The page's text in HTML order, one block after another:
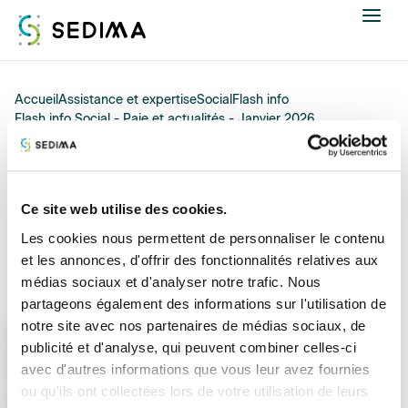
Ce site web utilise des cookies.
Les cookies nous permettent de personnaliser le contenu
et les annonces, d'offrir des fonctionnalités relatives aux
médias sociaux et d'analyser notre trafic. Nous
partageons également des informations sur l'utilisation de
notre site avec nos partenaires de médias sociaux, de
publicité et d'analyse, qui peuvent combiner celles-ci
avec d'autres informations que vous leur avez fournies
ou qu'ils ont collectées lors de votre utilisation de leurs
Nous connaître
Actualités
Formations
Offres d'emploi
Annuaire
Contacter
AccueilAssistance et expertiseSocial Flash info
Flash info Social - Paie et actualités - Janvier 2026
Flash info Social - Paie et
actualités - Janvier 2026
La loi de financement de la sécurité sociale pour 2026
ainsi que d’autres textes règlementaires prévoient de
nouvelles mesures ou en confirment d’autres, qui
concernent directement la paie ou les relations de